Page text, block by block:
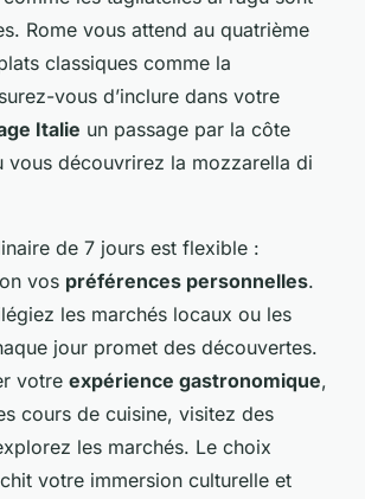
Rome vous attend au quatrième
classiques comme la
vous d’inclure dans votre
Italie un passage par la côte
vous découvrirez la mozzarella di
de 7 jours est flexible :
vos préférences personnelles.
les marchés locaux ou les
jour promet des découvertes.
votre expérience gastronomique,
cours de cuisine, visitez des
les marchés. Le choix
votre immersion culturelle et